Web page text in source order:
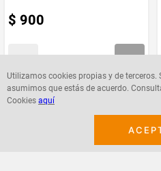
Utilizamos cookies propias y de
asumimos que estás de acuerdo.
Cookies aquí
$ 900